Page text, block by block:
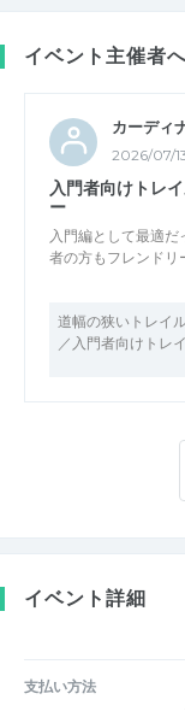
イベント主催者
カーディ
2026/07/
入門者向けトレ
ー
入門編として最適
者の方もフレンドリ
道幅の狭いトレイ
／入門者向けトレ
イベント詳細
支払い方法